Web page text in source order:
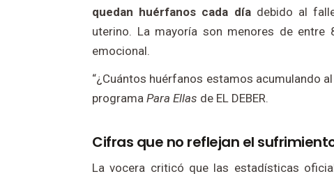
quedan huérfanos cada díadebido al
uterino. La mayoría son menores de entre
emocional.
“¿Cuántos huérfanos estamos acumulando
programa Para Ellas de EL DEBER.
Cifras que no reflejan el
La vocera criticó que las estadísticas